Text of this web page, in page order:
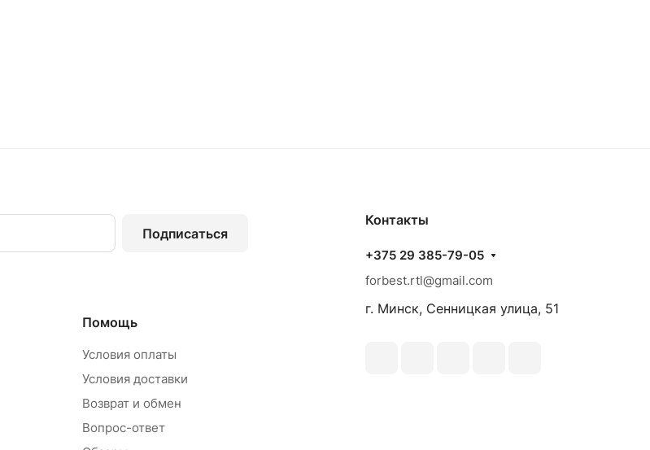
Подписаться
Помощь
Условия оплаты
Условия доставки
Возврат и обмен
Вопрос-ответ
Контакты
+375 29 385-79-05
forbest.rtl@gmail.com
г. Минск, Сенницкая улица, 51